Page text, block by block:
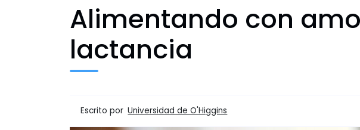
Alimentando con
lactancia
Escrito por Universidad de O'Higgins